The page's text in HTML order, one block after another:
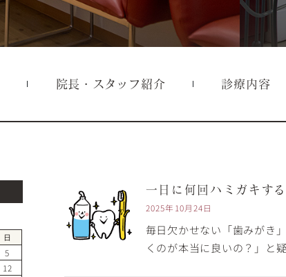
院長・スタッフ紹介 診療内容
一日に何回ハミガキす
2025年10月24日
毎日欠かせない「歯みがき
くのが本当に良いの？」と
日
5
12